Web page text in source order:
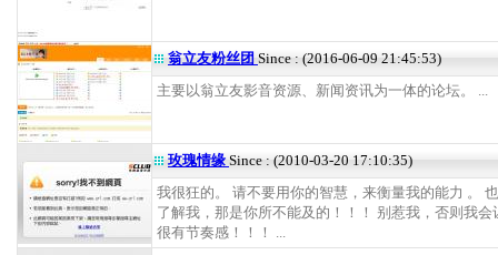
翁立友粉丝团 Since : (2016-06-09 21:45:53)
主要以翁立友影音资源、新闻资讯为一体的论坛。 ...
玫瑰情缘 Since : (2010-03-20 17:10:35)
我很狂的。 请不要用你的智慧，来衡量我的能力 。
了解我，那是你所不能及的！！！ 别惹我，否则我会
很有节奏感！！！ ...